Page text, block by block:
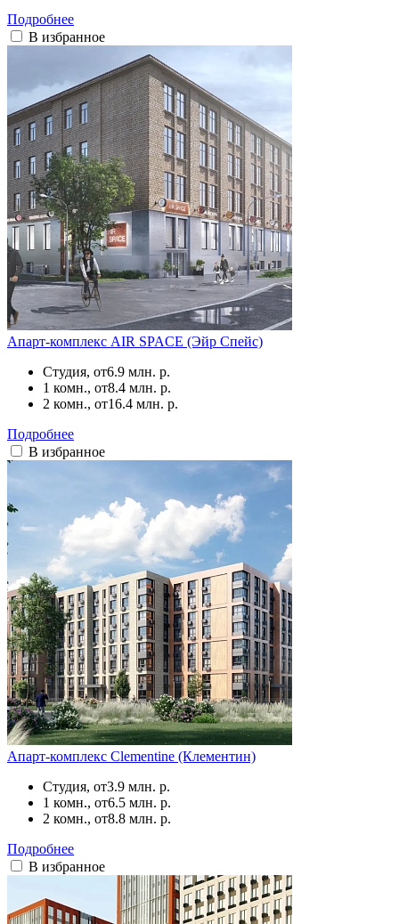
Подробнее
В избранное
Апарт-комплекс AIR SPACE (Эйр Спейс)
Студия, от6.9 млн. р.
1 комн., от8.4 млн. р.
2 комн., от16.4 млн. р.
Подробнее
В избранное
Апарт-комплекс Clementine (Клементин)
Студия, от3.9 млн. р.
1 комн., от6.5 млн. р.
2 комн., от8.8 млн. р.
Подробнее
В избранное